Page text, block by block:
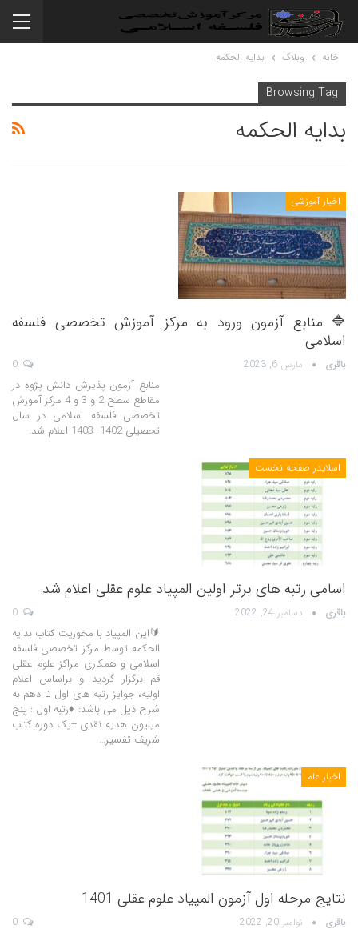
خانه وبلاگ بدایه الحکمه
Browsing Tag
بدایه الحکمه
اخبار آموزشی
🔷 منابع آزمون ورود به مرکز آموزش تخصصی فلسفه
اسلامی
باقری مارس 6, 2023
منابع آزمون پذیرش دانش پژوه در
مقاطع سطح 2 و 3 و 4 مرکز آموزش
تخصصی فلسفه اسلامی در سال
تحصیلی 1402- 1403 اعلام شد.
اسلایدر صفحه نخست
اسامی رتبه های برتر اولین المپیاد علوم عقلی اعلام شد
باقری دسامبر 24, 2022
🔰این المپیاد با محوریت کتاب بدایه
الحکمه توسط مرکز تخصصی فلسفه
اسلامی و همکاری مراکز علوم عقلی
قم برگزار گردید و براساس اعلام
اولیه، جوایز رتبه های اول تا دهم به
شرح ذیل می باشد: ♦️رتبه اول : پنج
میلیون هدیه نقدی +یک دوره کتاب
شریف تفسیر…
اخبار عام
نتایج مرحله اول آزمون المپیاد علوم عقلی 1401
باقری نوامبر 20, 2022